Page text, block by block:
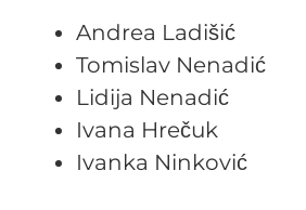
Andrea Ladišić
Tomislav Nenadić
Lidija Nenadić
Ivana Hrečuk
Ivanka Ninković